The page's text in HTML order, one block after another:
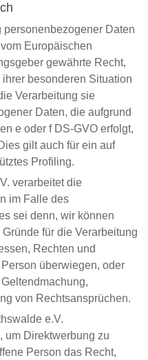
Daten
Europäischen
gewährte Recht,
besonderen Situation
Verarbeitung sie
Daten, die aufgrund
e oder f DS-GVO erfolgt,
gilt auch für ein auf
Profiling.
verarbeitet die
im Falle des
sei denn, wir können
für die Verarbeitung
Rechten und
überwiegen, oder
von Rechtsansprüchen.
e.V.
um Direktwerbung zu
Person das Recht,